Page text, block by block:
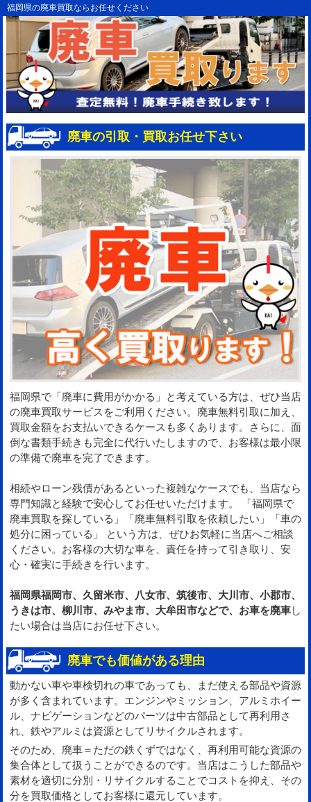
福岡県の廃車買取ならお任せください
廃車の引取・買取お任せ下さい
福岡県で「廃車に費用がかかる」と考えている方は、ぜひ当店
の廃車買取サービスをご利用ください。廃車無料引取に加え、
買取金額をお支払いできるケースも多くあります。さらに、面
倒な書類手続きも完全に代行いたしますので、お客様は最小限
の準備で廃車を完了できます。
相続やローン残債があるといった複雑なケースでも、当店なら
専門知識と経験で安心してお任せいただけます。 「福岡県で
廃車買取を探している」「廃車無料引取を依頼したい」「車の
処分に困っている」 という方は、ぜひお気軽に当店へご相談
ください。お客様の大切な車を、責任を持って引き取り、安
心・確実に手続きを行います。
福岡県福岡市、久留米市、八女市、筑後市、大川市、小郡市、
うきは市、柳川市、みやま市、大牟田市などで、お車を廃車し
たい場合は当店にお任せ下さい。
廃車でも価値がある理由
動かない車や車検切れの車であっても、まだ使える部品や資源
が多く含まれています。エンジンやミッション、アルミホイー
ル、ナビゲーションなどのパーツは中古部品として再利用さ
れ、鉄やアルミは資源としてリサイクルされます。
そのため、廃車＝ただの鉄くずではなく、再利用可能な資源の
集合体として扱うことができるのです。当店はこうした部品や
素材を適切に分別・リサイクルすることでコストを抑え、その
分を買取価格としてお客様に還元しています。